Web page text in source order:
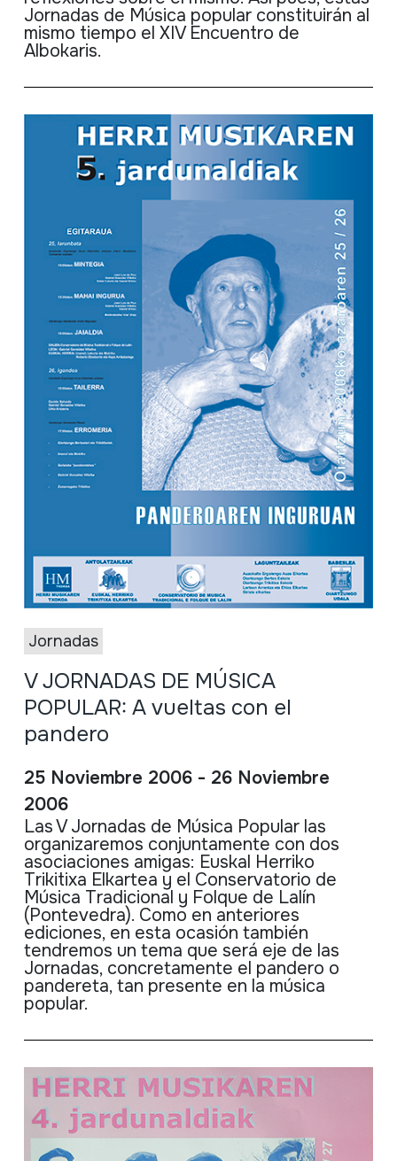
Jornadas de Música popular constituirán al
mismo tiempo el XIV Encuentro de
Albokaris.
Jornadas
V JORNADAS DE MÚSICA
POPULAR: A vueltas con el
pandero
25 Noviembre 2006 - 26 Noviembre
2006
Las V Jornadas de Música Popular las
organizaremos conjuntamente con dos
asociaciones amigas: Euskal Herriko
Trikitixa Elkartea y el Conservatorio de
Música Tradicional y Folque de Lalín
(Pontevedra). Como en anteriores
ediciones, en esta ocasión también
tendremos un tema que será eje de las
Jornadas, concretamente el pandero o
pandereta, tan presente en la música
popular.